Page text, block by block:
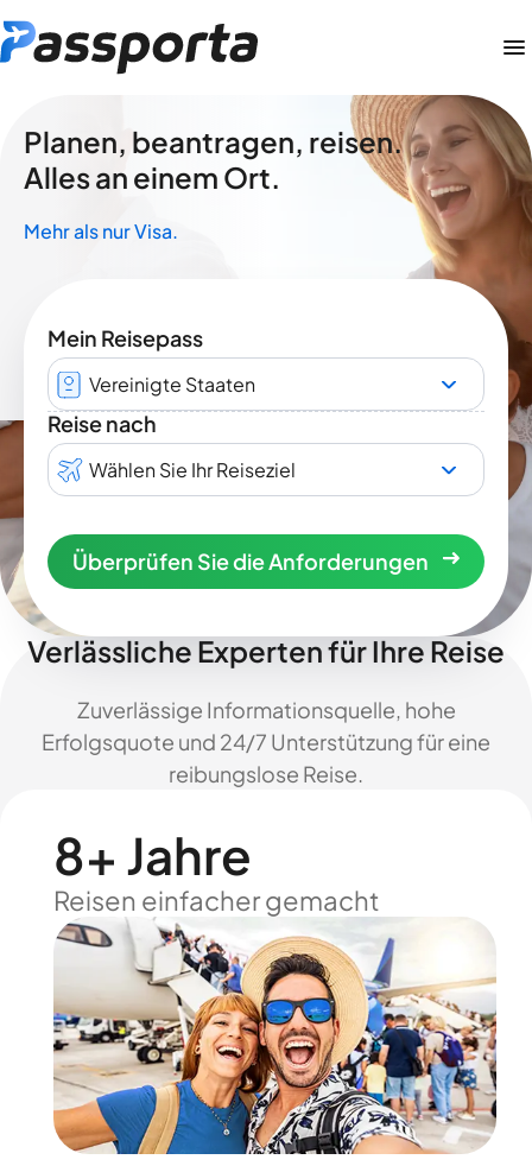
Planen, beantragen, reisen.
Alles an einem Ort.
Mehr als nur Visa.
Mein Reisepass
Vereinigte Staaten
Reise nach
Wählen Sie Ihr Reiseziel
Überprüfen Sie die Anforderungen
Verlässliche Experten für Ihre Reise
Zuverlässige Informationsquelle, hohe
Erfolgsquote und 24/7 Unterstützung für eine
reibungslose Reise.
8+ Jahre
Reisen einfacher gemacht